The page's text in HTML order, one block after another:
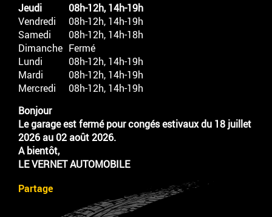
Jeudi
08h-12h, 14h-19h
Vendredi
08h-12h, 14h-19h
Samedi
08h-12h, 14h-18h
Dimanche Fermé
Lundi
08h-12h, 14h-19h
Mardi
08h-12h, 14h-19h
Mercredi
08h-12h, 14h-19h
Bonjour
Le garage est fermé pour congés estivaux du 18 juillet
2026 au 02 août 2026.
A bientôt,
LE VERNET AUTOMOBILE
Partage